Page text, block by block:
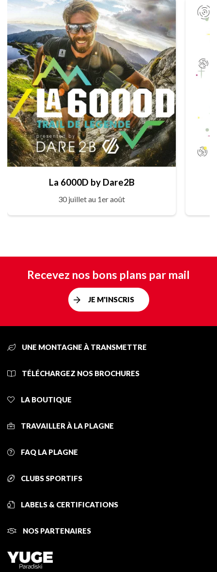
La 6000D by Dare2B
30 juillet au 1er août
Recevez nos bons plans par mail
JE M'INSCRIS
UNE MONTAGNE À TRANSMETTRE
TÉLÉCHARGEZ NOS BROCHURES
LA BOUTIQUE
TRAVAILLER À LA PLAGNE
FAQ LA PLAGNE
CLUBS SPORTIFS
LABELS & CERTIFICATIONS
NOS PARTENAIRES